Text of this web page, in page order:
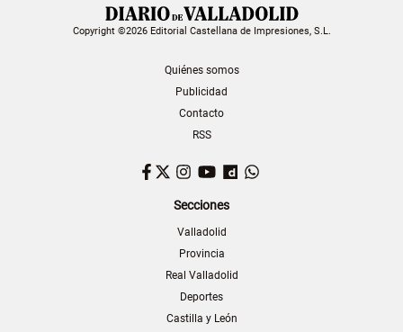
Copyright ©2026 Editorial Castellana de Impresiones, S.L.
Quiénes somos
Publicidad
Contacto
RSS
Facebook
TwitterInstagram
YouTubeDailymotion
Secciones
Valladolid
Provincia
Real Valladolid
Deportes
Castilla y León